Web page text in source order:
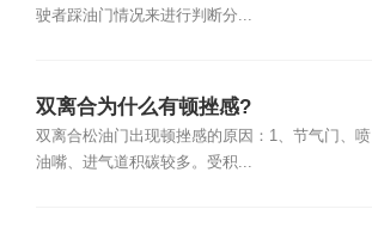
驶者踩油门情况来进行判断分...
双离合为什么有顿挫感?
双离合松油门出现顿挫感的原因：1、节气门、喷
油嘴、进气道积碳较多。受积...